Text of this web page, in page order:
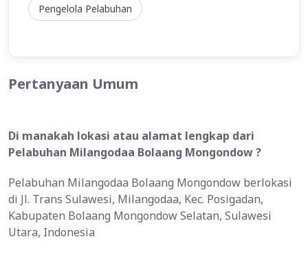
Pengelola Pelabuhan
Pertanyaan Umum
Di manakah lokasi atau alamat lengkap dari
Pelabuhan Milangodaa Bolaang Mongondow ?
Pelabuhan Milangodaa Bolaang Mongondow berlokasi
di Jl. Trans Sulawesi, Milangodaa, Kec. Posigadan,
Kabupaten Bolaang Mongondow Selatan, Sulawesi
Utara, Indonesia